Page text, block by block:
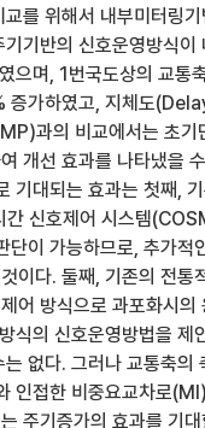
를 위해서 내부미터링
기반의 신호운영방식
며, 1번국도상의 교통
가하였고, 지체도
과의 비교에서는 초기
개선 효과를 나타냈을
기대되는 효과는 첫째,
간 신호제어 시스템
단이 가능하므로, 추가
이다. 둘째, 기존의 전통
어 방식으로 과포화시
식의 신호운영방법을 제
없다. 그러나 교통축
인접한 비중요교차로
주기증가의 효과를 기